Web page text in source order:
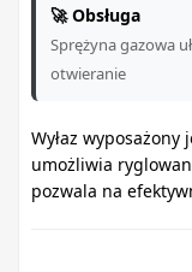
🚀 Obsługa
Sprężyna gazowa
otwieranie
Wyłaz wyposażony
umożliwia
pozwala na